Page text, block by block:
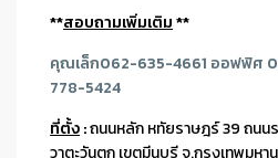
**สอบถามเพิ่มเติม**
คุณเล็ก062-635-4661 ออฟฟิศ
778-5424
ที่ตั้ง:ถนนหลัก หทัยราษฎร์ 39 ถนน
วาตะวันตก เขตมีนบุรี จ.กรุงเทพมหา